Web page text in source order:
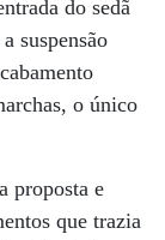
do sedã
suspensão
o único
proposta e
que trazia